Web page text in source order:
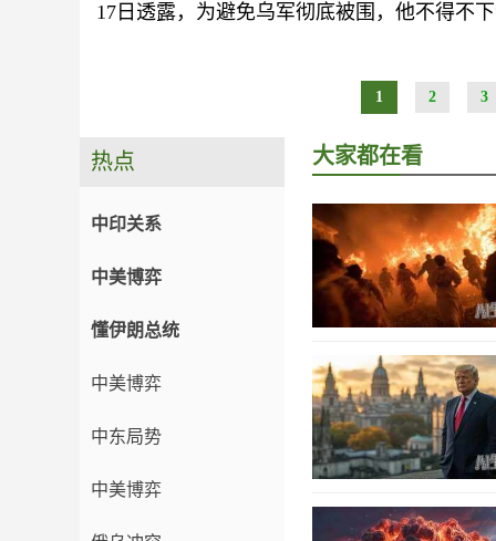
17日透露，为避免乌军彻底被围，他不得不
1 2 3
热点
中印关系
中美博弈
懂伊朗总统
中美博弈
中东局势
中美博弈
大家都在看